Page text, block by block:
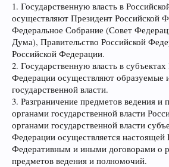
1. Государственную власть в
осуществляют Президент Российской
Федеральное Собрание (Совет
Дума), Правительство Российской
Российской Федерации.
2. Государственную власть в субъектах
Федерации осуществляют образуемые
государственной власти.
3. Разграничение предметов ведения
органами государственной власти
органами государственной власти
Федерации осуществляется настоящей
Федеративным и иными договорами о
предметов ведения и полномочий.